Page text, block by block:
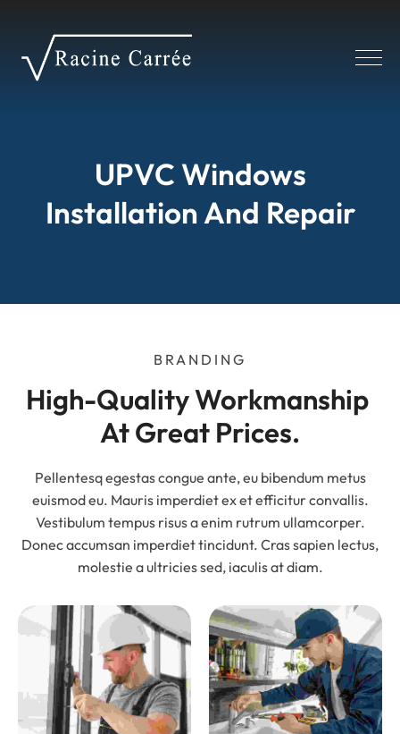
UPVC Windows
Installation And Repair
BRANDING
High-Quality Workmanship
At Great Prices.
Pellentesq egestas congue ante, eu bibendum metus
euismod eu. Mauris imperdiet ex et efficitur convallis.
Vestibulum tempus risus a enim rutrum ullamcorper.
Donec accumsan imperdiet tincidunt. Cras sapien lectus,
molestie a ultricies sed, iaculis at diam.